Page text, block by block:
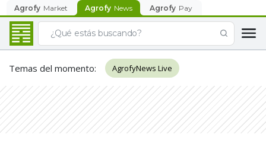
Agrofy Market Agrofy News Agrofy Pay
Temas del momento: AgrofyNews Live